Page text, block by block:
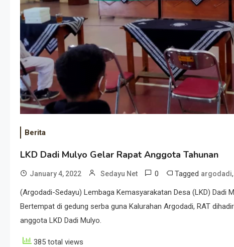
Berita
LKD Dadi Mulyo Gelar Rapat Anggota Tahunan
January 4, 2022 Sedayu Net 0 Tagged argodadi,
(Argodadi-Sedayu) Lembaga Kemasyarakatan Desa (LKD) Dadi
Bertempat di gedung serba guna Kalurahan Argodadi, RAT
anggota LKD Dadi Mulyo.
385 total views